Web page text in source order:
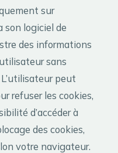
sur
son logiciel de
des informations
sans
peut
refuser les cookies,
d’accéder à
des cookies,
votre navigateur.